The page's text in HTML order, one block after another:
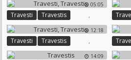
05:05
Travesti ,
Travestis
12:18
Travesti ,
Travestis
14:09